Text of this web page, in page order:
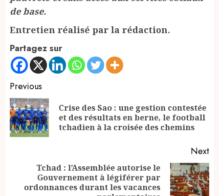
de base.
Entretien réalisé par la rédaction.
Partagez sur
Continue
Reading
Previous
Crise des Sao : une gestion contestée
et des résultats en berne, le football
tchadien à la croisée des chemins
Next
post:
Tchad : l’Assemblée autorise le
Gouvernement à légiférer par
ordonnances durant les vacances